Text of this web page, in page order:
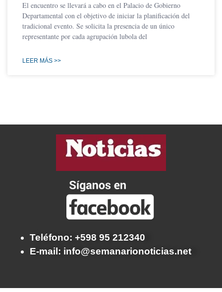
El encuentro se llevará a cabo en el Palacio de Gobierno
Departamental con el objetivo de iniciar la planificación del
tradicional evento. Se solicita la presencia de un único
representante por cada agrupación lubola del
LEER MÁS >>
Teléfono: +598 95 212340
E-mail: info@semanarionoticias.net